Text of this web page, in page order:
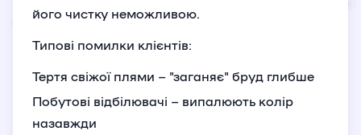
його чистку неможливою.
Типові помилки клієнтів:
Тертя свіжої плями – "заганяє" бруд глибше
Побутові відбілювачі – випалюють колір
назавжди